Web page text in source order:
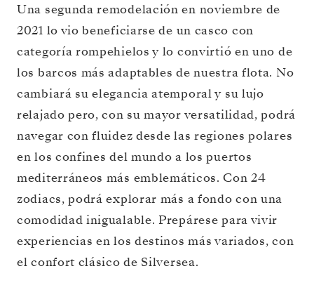
Una segunda remodelación en noviembre de
2021 lo vio beneficiarse de un casco con
categoría rompehielos y lo convirtió en uno de
los barcos más adaptables de nuestra flota. No
cambiará su elegancia atemporal y su lujo
relajado pero, con su mayor versatilidad, podrá
navegar con fluidez desde las regiones polares
en los confines del mundo a los puertos
mediterráneos más emblemáticos. Con 24
zodiacs, podrá explorar más a fondo con una
comodidad inigualable. Prepárese para vivir
experiencias en los destinos más variados, con
el confort clásico de Silversea.